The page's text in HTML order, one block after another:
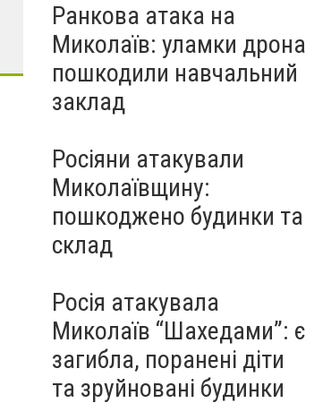
Ранкова атака на
Миколаїв: уламки дрона
пошкодили навчальний
заклад
Росіяни атакували
Миколаївщину:
пошкоджено будинки та
склад
Росія атакувала
Миколаїв “Шахедами”: є
загибла, поранені діти
та зруйновані будинки